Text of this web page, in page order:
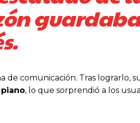
guardaba
comunicación. Tras lograrlo,
, lo que sorprendió a los